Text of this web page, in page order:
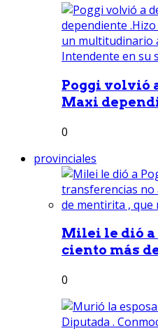
Poggi volvió
Maxi
0
provinciales
Milei le dió a
ciento más
0